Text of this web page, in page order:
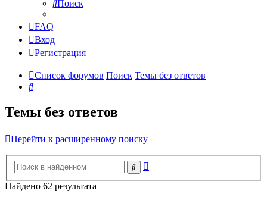
Поиск
FAQ
Вход
Регистрация
Список форумов Поиск Темы без ответов
Поиск
Темы без ответов
Перейти к расширенному поиску
Поиск
Найдено 62 результата